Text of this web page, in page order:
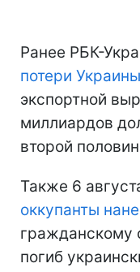
Ранее РБК-
потери Украины
экспортной
миллиардов
второй
Также 6
оккупанты
гражданскому
погиб